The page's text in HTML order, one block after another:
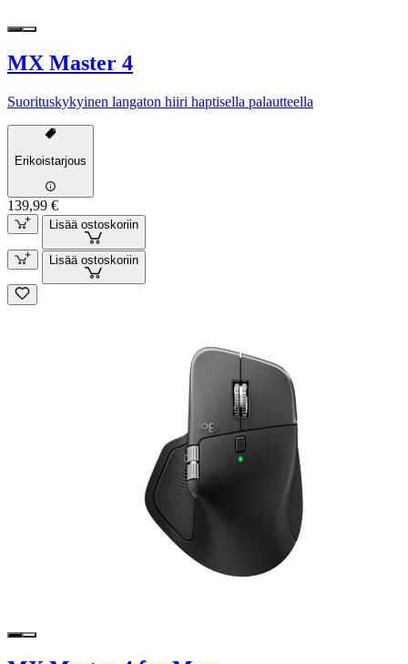
MX Master 4
Suorituskykyinen langaton hiiri haptisella palautteella
Erikoistarjous
139,99 €
Lisää ostoskoriin
Lisää ostoskoriin